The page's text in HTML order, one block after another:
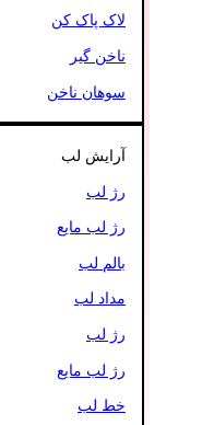
لاک پاک کن
ناخن گیر
سوهان ناخن
آرایش لب
رژ لب
رژ لب مایع
بالم لب
مداد لب
رژ لب
رژ لب مایع
خط لب